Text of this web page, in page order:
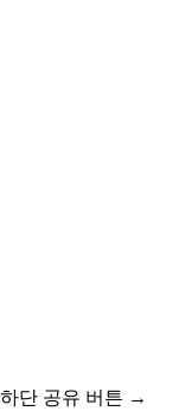
하단 공유 버튼 →